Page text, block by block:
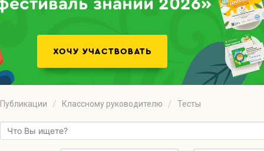
знаний 2026»
Публикации Классному руководителю Тесты